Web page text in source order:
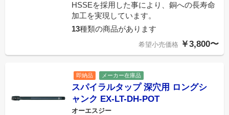
HSSEを採用した事により、銅への長寿命
加工を実現しています。
13種類の商品があります
希望小売価格 ￥3,800〜
即納品 メーカー在庫品
スパイラルタップ 深穴用 ロングシ
ャンク EX-LT-DH-POT
オーエスジー